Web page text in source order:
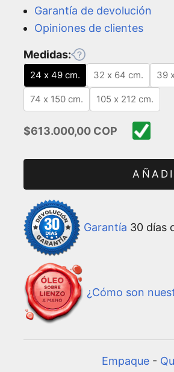
Garantía de devolución
Opiniones de clientes
Medidas:
24 x 49 cm. 32 x 64 cm. 39
74 x 150 cm. 105 x 212 cm.
Precio de oferta
$613.000,00 COP
Garantía 30 días
¿Cómo son
Empaque -